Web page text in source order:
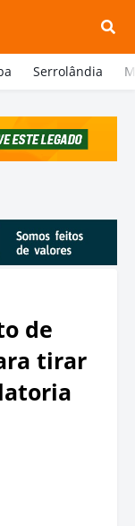
Serrolândia
de
tirar